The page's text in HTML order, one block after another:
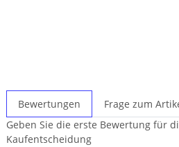
Bewertungen
Frage zum
Geben Sie die erste Bewertung für
Kaufentscheidung